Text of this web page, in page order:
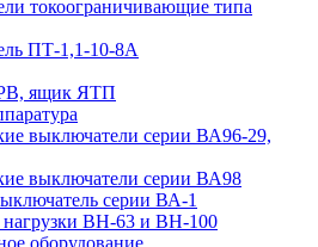
токоограничивающие типа
ПТ-1,1-10-8А
ящик ЯТП
выключатели серии ВА96-29,
выключатели серии ВА98
серии ВА-1
ВН-63 и ВН-100
оборудование